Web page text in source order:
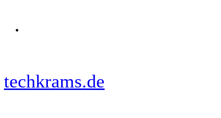
techkrams.de